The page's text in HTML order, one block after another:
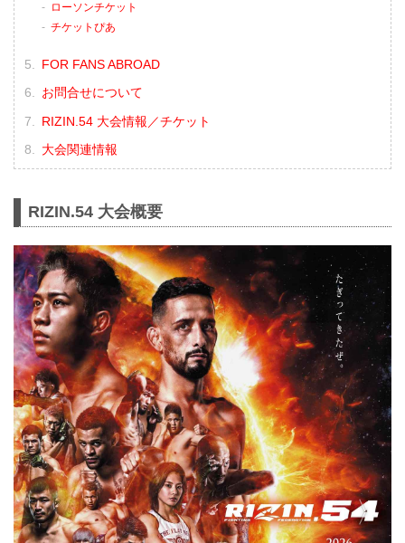
ローソンチケット
チケットぴあ
FOR FANS ABROAD
お問合せについて
RIZIN.54 大会情報／チケット
大会関連情報
RIZIN.54 大会概要